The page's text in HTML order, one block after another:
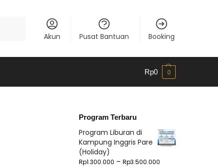
Akun Pusat Bantuan Booking
Rp0 0
Program Terbaru
Program Liburan di
Kampung Inggris Pare
(Holiday)
Rp1.300.000 – Rp3.500.000